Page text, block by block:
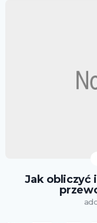
Jak obliczyć